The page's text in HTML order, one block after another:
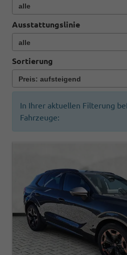
Ausstattungslinie
Sortierung
In Ihrer aktuellen Filterung
Fahrzeuge: